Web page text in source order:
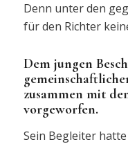
Denn unter den
für den Richter
Dem jungen
zusammen mit
vorgeworfen.
Sein Begleiter